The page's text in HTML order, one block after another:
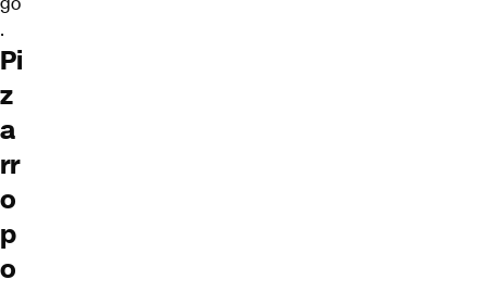
.
Pi
z
a
rr
o
p
o